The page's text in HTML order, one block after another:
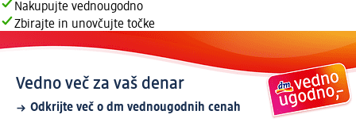
Nakupujte vednougodno
Zbirajte in unovčujte točke
Vedno več za vaš denar
Odkrijte več o dm vednougodnih cenah